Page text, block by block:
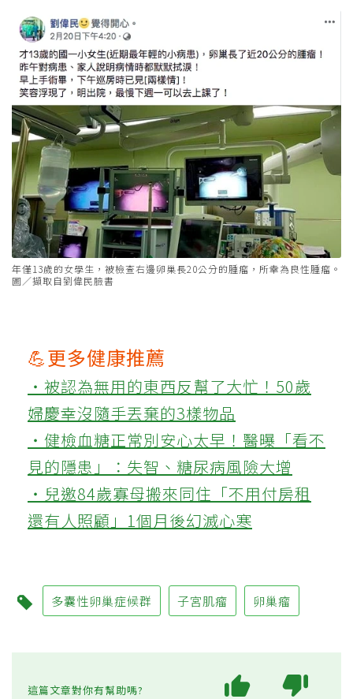
年僅13歲的女學生，被檢查右邊卵巢長20公分的腫瘤，所幸為良性腫瘤。
圖／擷取自劉偉民臉書
💪更多健康推薦
‧被認為無用的東西反幫了大忙！50歲
婦慶幸沒隨手丟棄的3樣物品
‧健檢血糖正常別安心太早！醫曝「看不
見的隱患」：失智、糖尿病風險大增
‧兒邀84歲寡母搬來同住「不用付房租
還有人照顧」1個月後幻滅心寒
多囊性卵巢症候群 子宮肌瘤 卵巢瘤
這篇文章對你有幫助嗎?